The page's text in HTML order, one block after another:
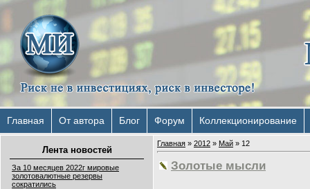
Главная От автора Блог Форум Коллекционирование
Лента новостей
За 10 месяцев 2022г мировые
золотовалютные резервы
сократились
Главная » 2012 » Май » 12
Золотые мысли